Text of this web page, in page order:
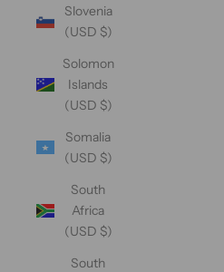
Slovenia
(USD $)
Solomon
Islands
(USD $)
Somalia
(USD $)
South
Africa
(USD $)
South